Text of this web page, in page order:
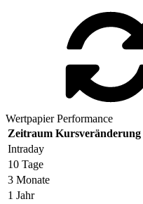
Wertpapier Performance
Zeitraum Kursveränderung
Intraday
10 Tage
3 Monate
1 Jahr